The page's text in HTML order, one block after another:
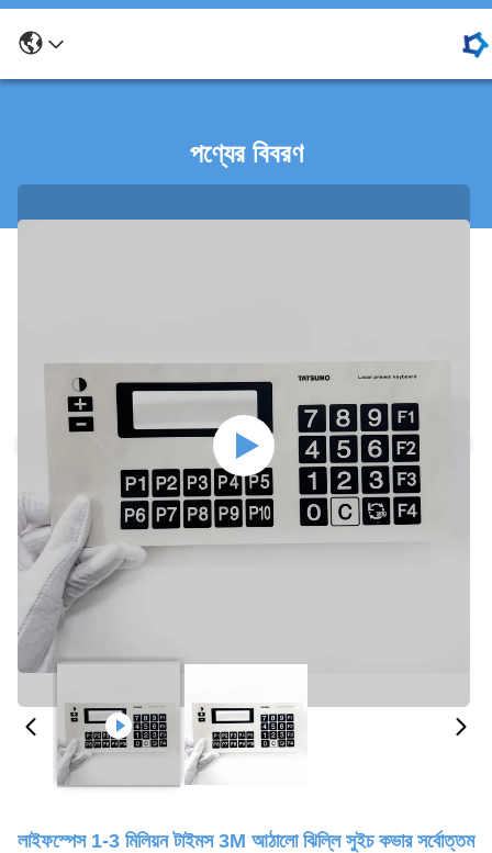
পণ্যের বিবরণ
লাইফস্পেস 1-3 মিলিয়ন টাইমস 3M আঠালো ঝিল্লি সুইচ কভার সর্বোত্তম